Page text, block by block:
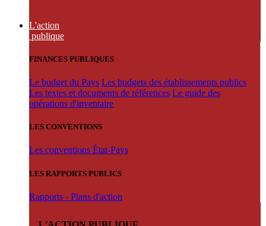
L'action
publique
FINANCES PUBLIQUES
Le budget du Pays Les budgets des établissements publics
Les textes et documents de références Le guide des
opérations d'inventaire
LES CONVENTIONS
Les conventions État-Pays
LES RAPPORTS PUBLICS
Rapports - Plans d'action